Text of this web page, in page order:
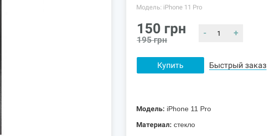
Модель: iPhone 11 Pro
150 грн
195 грн
- +
Купить Быстрый заказ
Модель: iPhone 11 Pro
Материал: стекло